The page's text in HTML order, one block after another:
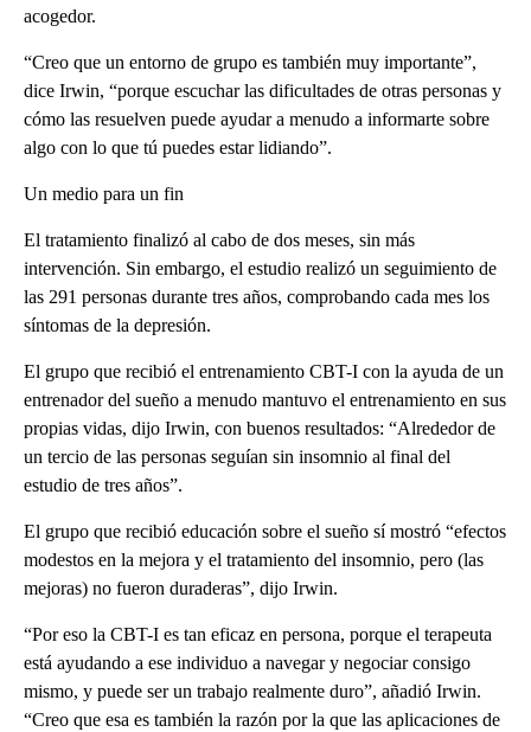
acogedor.
“Creo que un entorno de grupo es también muy importante”,
dice Irwin, “porque escuchar las dificultades de otras personas y
cómo las resuelven puede ayudar a menudo a informarte sobre
algo con lo que tú puedes estar lidiando”.
Un medio para un fin
El tratamiento finalizó al cabo de dos meses, sin más
intervención. Sin embargo, el estudio realizó un seguimiento de
las 291 personas durante tres años, comprobando cada mes los
síntomas de la depresión.
El grupo que recibió el entrenamiento CBT-I con la ayuda de un
entrenador del sueño a menudo mantuvo el entrenamiento en sus
propias vidas, dijo Irwin, con buenos resultados: “Alrededor de
un tercio de las personas seguían sin insomnio al final del
estudio de tres años”.
El grupo que recibió educación sobre el sueño sí mostró “efectos
modestos en la mejora y el tratamiento del insomnio, pero (las
mejoras) no fueron duraderas”, dijo Irwin.
“Por eso la CBT-I es tan eficaz en persona, porque el terapeuta
está ayudando a ese individuo a navegar y negociar consigo
mismo, y puede ser un trabajo realmente duro”, añadió Irwin.
“Creo que esa es también la razón por la que las aplicaciones de